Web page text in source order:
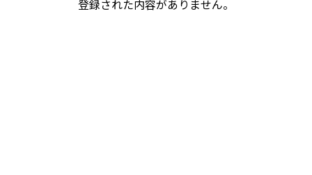
登録された内容がありません。